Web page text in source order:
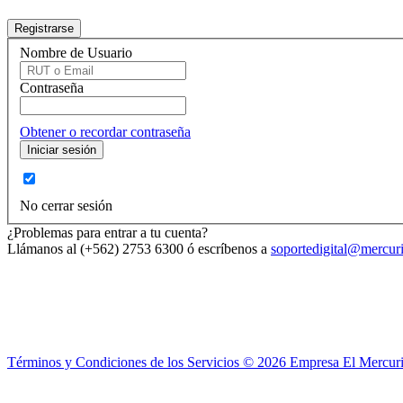
Nombre de Usuario
Contraseña
Obtener o recordar contraseña
No cerrar sesión
¿Problemas para entrar a tu cuenta?
Llámanos al (+562) 2753 6300 ó escríbenos a
Términos y Condiciones de los Servicios © 2026 Empresa El